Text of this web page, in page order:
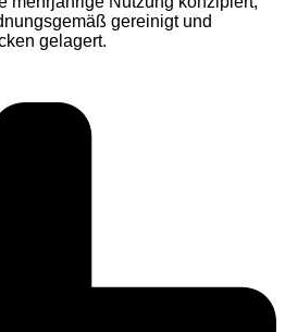
gereinigt und
gelagert.